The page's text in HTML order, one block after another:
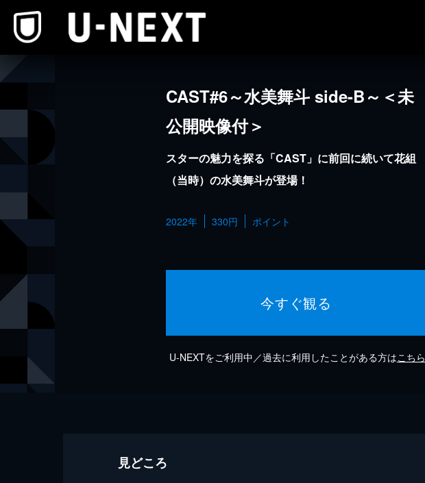
CAST#6～水美舞斗 side-B～＜未
公開映像付＞
スターの魅力を探る「CAST」に前回に続いて花組
（当時）の水美舞斗が登場！
2022年 330円 ポイント
今すぐ観る
U-NEXTをご利用中／過去に利用したことがある方はこちら
見どころ